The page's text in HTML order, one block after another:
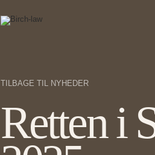
TILBAGE TIL NYHEDER
Retten i